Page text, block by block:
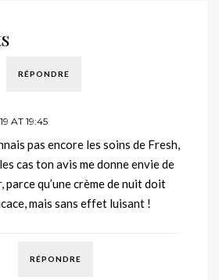
RÉPONDRE
AT 19:45
pas encore les soins de Fresh,
cas ton avis me donne envie de
parce qu’une crème de nuit doit
mais sans effet luisant !
RÉPONDRE